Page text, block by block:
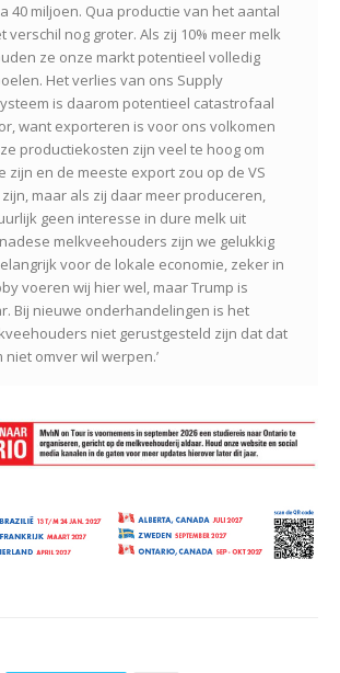
40 miljoen. Qua productie van het aantal
verschil nog groter. Als zij 10% meer melk
ze onze markt potentieel volledig
Het verlies van ons Supply
is daarom potentieel catastrofaal
want exporteren is voor ons volkomen
productiekosten zijn veel te hoog om
zijn en de meeste export zou op de VS
maar als zij daar meer produceren,
geen interesse in dure melk uit
melkveehouders zijn we gelukkig
voor de lokale economie, zeker in
voeren wij hier wel, maar Trump is
Bij nieuwe onderhandelingen is het
niet gerustgesteld zijn dat dat
omver wil werpen.’